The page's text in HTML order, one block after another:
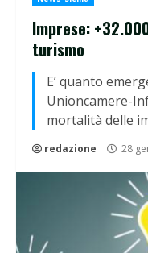
Imprese:
turismo
E’ quanto
Unioncamere-
mortalità delle
redazione 28